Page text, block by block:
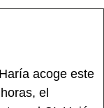
acoge este
el